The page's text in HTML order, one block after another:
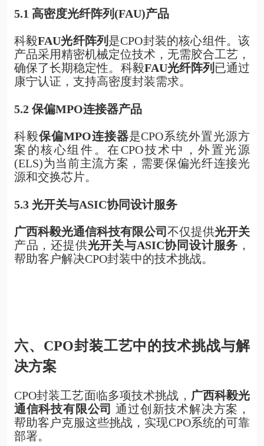
5.1 高密度光纤阵列(FAU)产品
科毅FAU光纤阵列 是CPO封装的核心组件。该
产品采用精密机械定位技术，无需胶合工艺，
确保了长期稳定性。科毅FAU光纤阵列 已通过
康宁认证，支持高密度封装需求。
5.2 保偏MPO连接器产品
科毅保偏MPO连接器是CPO系统外置光源方
案的核心组件。在CPO技术中，外置光源
(ELS)为当前主流方案，需要保偏光纤连接光
源和交换芯片。
5.3 光开关与ASIC协同设计服务
广西科毅光通信科技有限公司不仅提供光开关
产品 ，还提供光开关与ASIC协同设计服务 ，
帮助客户解决CPO封装中的技术挑战。
六、CPO封装工艺中的技术挑战与解
决方案
CPO封装工艺面临多项技术挑战， 广西科毅光
通信科技有限公司 通过创新技术解决方案，
帮助客户克服这些挑战，实现CPO系统的可靠
部署。